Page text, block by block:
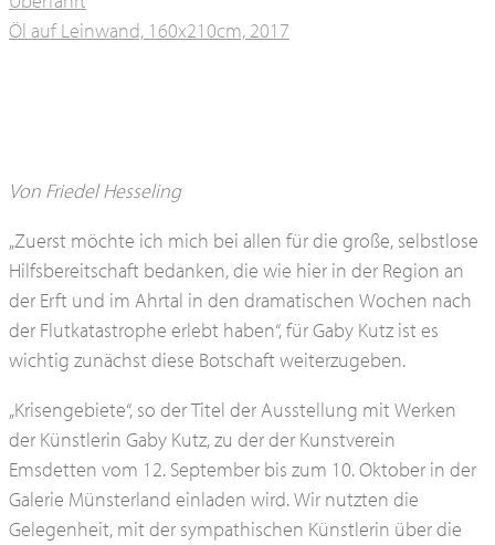
Öl auf Leinwand, 160x210cm, 2017
Von Friedel Hesseling
„Zuerst möchte ich mich bei allen für die große, selbstlose
Hilfsbereitschaft bedanken, die wie hier in der Region an
der Erft und im Ahrtal in den dramatischen Wochen nach
der Flutkatastrophe erlebt haben“, für Gaby Kutz ist es
wichtig zunächst diese Botschaft weiterzugeben.
„Krisengebiete“, so der Titel der Ausstellung mit Werken
der Künstlerin Gaby Kutz, zu der der Kunstverein
Emsdetten vom 12. September bis zum 10. Oktober in der
Galerie Münsterland einladen wird. Wir nutzten die
Gelegenheit, mit der sympathischen Künstlerin über die